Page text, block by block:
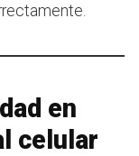
en
celular